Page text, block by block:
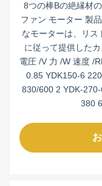
8つの棒Bの絶縁材
ファン モーター 製
なモーターは、リス
に従って提供した
電圧 /V 力 /W 速度 /
0.85 YDK150-6
830/600 2 YDK-
380